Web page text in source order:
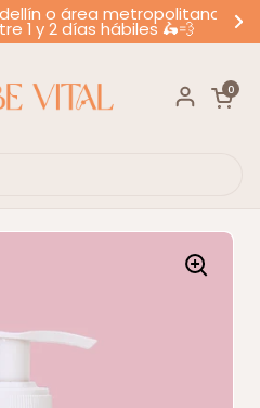
o área metropolitana
1 y 2 días hábiles 🛵💨
Abrir
0